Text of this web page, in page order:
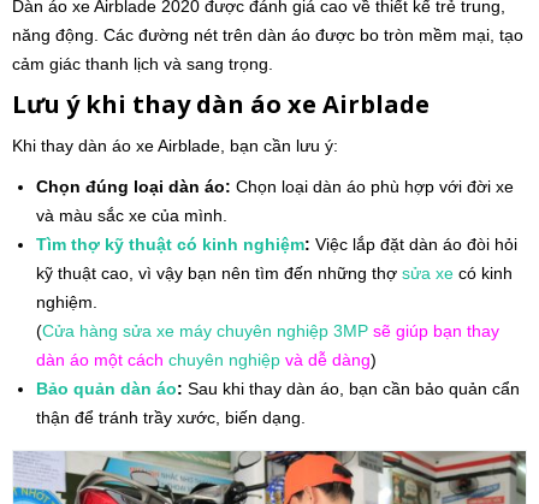
Dàn áo xe Airblade 2020 được đánh giá cao về thiết kế trẻ trung,
năng động. Các đường nét trên dàn áo được bo tròn mềm mại, tạo
cảm giác thanh lịch và sang trọng.
Lưu ý khi thay dàn áo xe Airblade
Khi thay dàn áo xe Airblade, bạn cần lưu ý:
Chọn đúng loại dàn áo: Chọn loại dàn áo phù hợp với đời xe
và màu sắc xe của mình.
Tìm thợ kỹ thuật có kinh nghiệm: Việc lắp đặt dàn áo đòi hỏi
kỹ thuật cao, vì vậy bạn nên tìm đến những thợ sửa xe có kinh
nghiệm.
(Cửa hàng sửa xe máy chuyên nghiệp 3MP sẽ giúp bạn thay
dàn áo một cách chuyên nghiệp và dễ dàng)
Bảo quản dàn áo: Sau khi thay dàn áo, bạn cần bảo quản cẩn
thận để tránh trầy xước, biến dạng.